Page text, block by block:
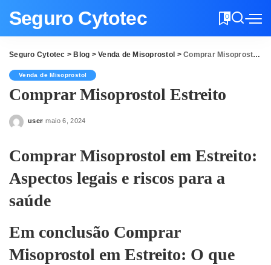
Seguro Cytotec 0
Seguro Cytotec > Blog >Venda de Misoprostol >Comprar Misoprostol Estreito
Venda de Misoprostol
Comprar Misoprostol Estreito
Posted
user maio 6, 2024
Comprar Misoprostol em Estreito:
Aspectos legais e riscos para a
saúde
Em conclusão Comprar
Misoprostol em Estreito: O que